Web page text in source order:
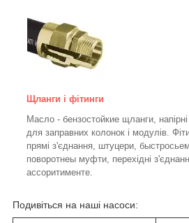
Щланги і фітинги
Масло - бензостойкие щланги,
для заправних колонок і модулів.
прямі з'єднання, штуцери,
поворотнеы муфти, перехідні
ассоритименте.
Подивіться на наші насоси: